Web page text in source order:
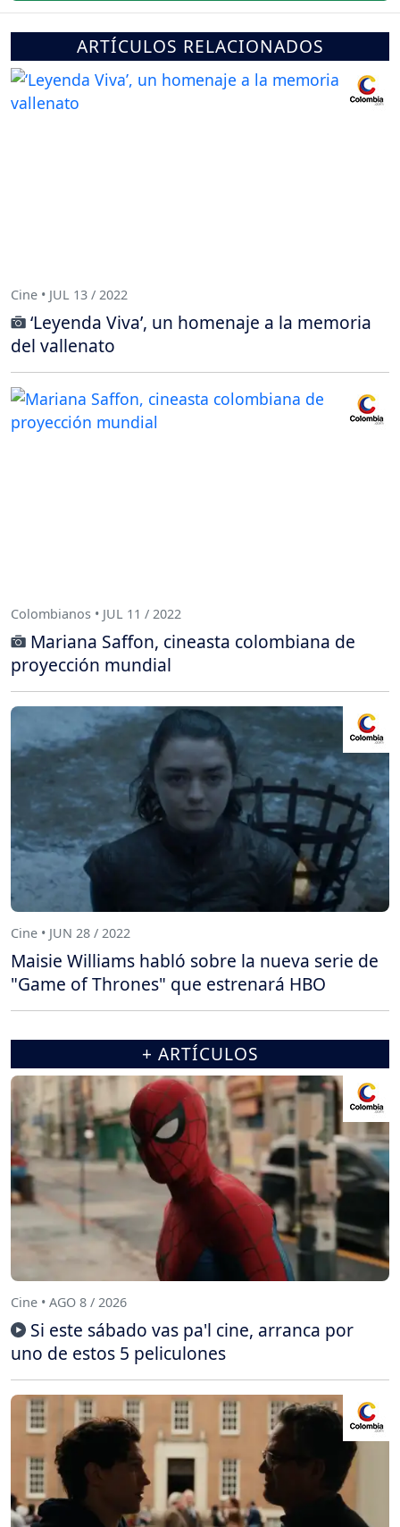
ARTÍCULOS RELACIONADOS
Cine • JUL 13 / 2022
‘Leyenda Viva’, un homenaje a la memoria
del vallenato
Colombianos • JUL 11 / 2022
Mariana Saffon, cineasta colombiana de
proyección mundial
Cine • JUN 28 / 2022
Maisie Williams habló sobre la nueva serie de
"Game of Thrones" que estrenará HBO
+ ARTÍCULOS
Cine • AGO 8 / 2026
Si este sábado vas pa'l cine, arranca por
uno de estos 5 peliculones